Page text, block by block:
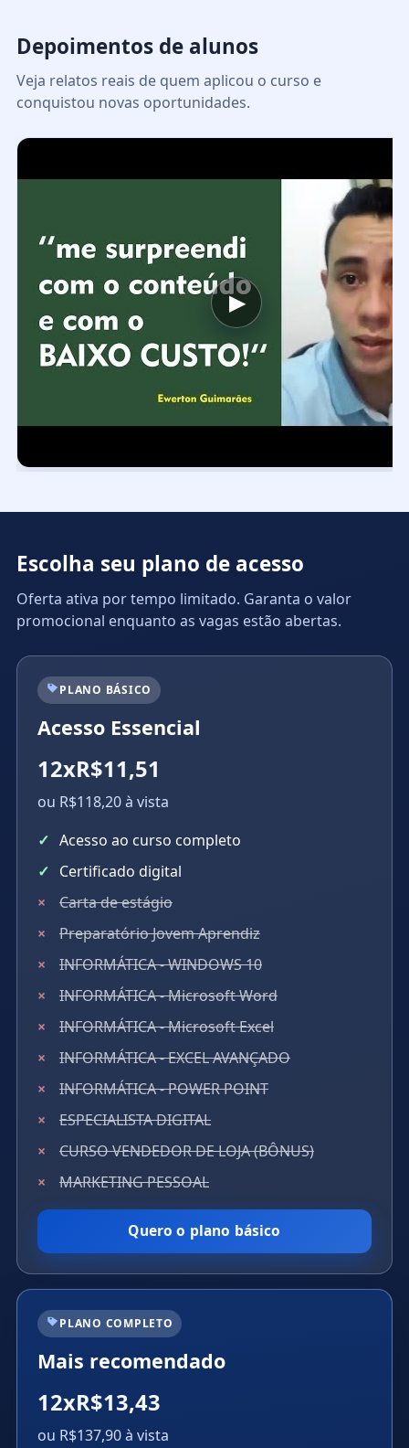
Depoimentos de alunos
Veja relatos reais de quem aplicou o curso e
conquistou novas oportunidades.
▶
Escolha seu plano de acesso
Oferta ativa por tempo limitado. Garanta o valor
promocional enquanto as vagas estão abertas.
PLANO BÁSICO
Acesso Essencial
12xR$11,51
ou R$118,20 à vista
Acesso ao curso completo
Certificado digital
Carta de estágio
Preparatório Jovem Aprendiz
INFORMÁTICA - WINDOWS 10
INFORMÁTICA - Microsoft Word
INFORMÁTICA - Microsoft Excel
INFORMÁTICA - EXCEL AVANÇADO
INFORMÁTICA - POWER POINT
ESPECIALISTA DIGITAL
CURSO VENDEDOR DE LOJA (BÔNUS)
MARKETING PESSOAL
Quero o plano básico
PLANO COMPLETO
Mais recomendado
12xR$13,43
ou R$137,90 à vista